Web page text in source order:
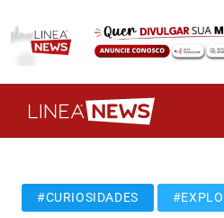
#CURIOSIDADES